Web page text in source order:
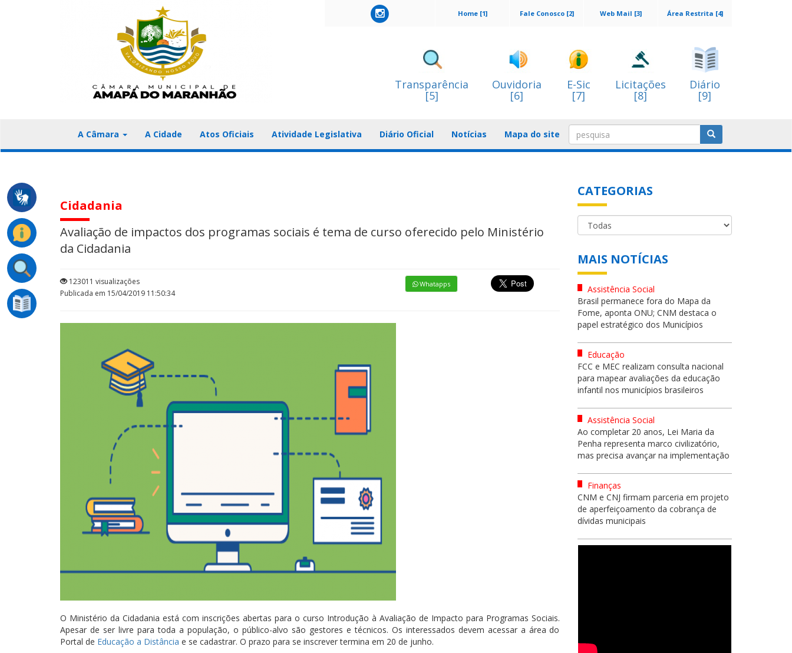
Área Restrita [4]
Web Mail [3]
Fale Conosco [2]
Home [1]
Transparência
[5]
Ouvidoria
[6]
E-Sic
[7]
Licitações
[8]
Diário
[9]
A Câmara A Cidade Atos Oficiais Atividade Legislativa Diário Oficial Notícias Mapa do site
Cidadania
Avaliação de impactos dos programas sociais é tema de curso oferecido pelo Ministério
da Cidadania
123011 visualizações
Publicada em 15/04/2019 11:50:34
Whatapps
O Ministério da Cidadania está com inscrições abertas para o curso Introdução à Avaliação de Impacto para Programas Sociais.
Apesar de ser livre para toda a população, o público-alvo são gestores e técnicos. Os interessados devem acessar a área do
Portal de Educação a Distância e se cadastrar. O prazo para se inscrever termina em 20 de junho.
CATEGORIAS
MAIS NOTÍCIAS
Assistência Social
Brasil permanece fora do Mapa da
Fome, aponta ONU; CNM destaca o
papel estratégico dos Municípios
Educação
FCC e MEC realizam consulta nacional
para mapear avaliações da educação
infantil nos municípios brasileiros
Assistência Social
Ao completar 20 anos, Lei Maria da
Penha representa marco civilizatório,
mas precisa avançar na implementação
Finanças
CNM e CNJ firmam parceria em projeto
de aperfeiçoamento da cobrança de
dívidas municipais